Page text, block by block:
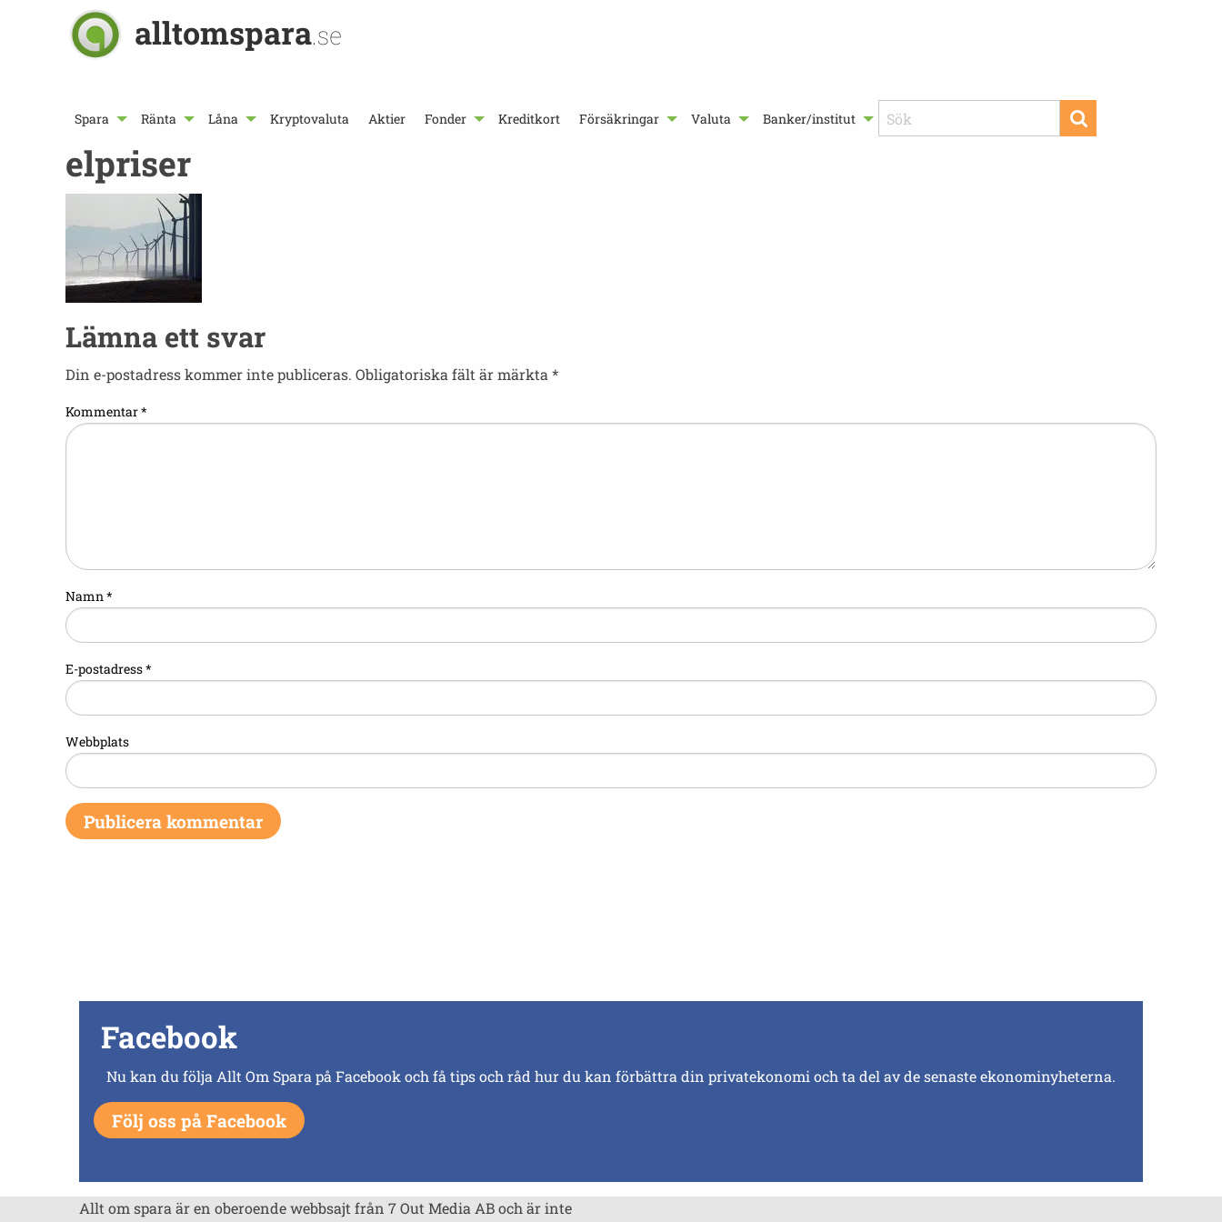
alltomspara.se
Spara Ränta Låna Kryptovaluta Aktier Fonder Kreditkort Försäkringar Valuta Banker/institut
elpriser
Lämna ett svar
Din e-postadress kommer inte publiceras. Obligatoriska fält är märkta *
Kommentar*
Namn*
E-postadress*
Webbplats
Facebook
Nu kan du följa Allt Om Spara på Facebook och få tips och råd hur du kan förbättra din privatekonomi och ta del av de senaste ekonominyheterna.
Följ oss på Facebook
Allt om spara är en oberoende webbsajt från 7 Out Media AB och är inte